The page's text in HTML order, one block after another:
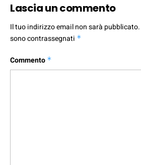
Lascia un commento
Il tuo indirizzo email non sarà pubblicato.
sono contrassegnati *
Commento *